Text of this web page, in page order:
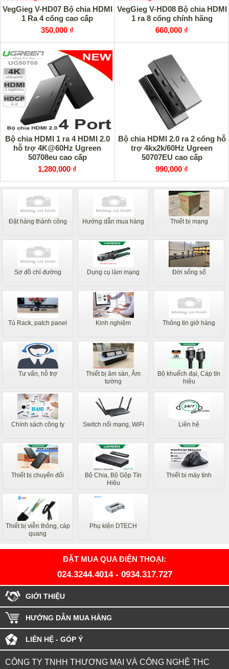
VegGieg V-HD07 Bộ chia HDMI
1 Ra 4 cổng cao cấp
350,000 ₫
VegGieg V-HD08 Bộ chia HDMI
1 ra 8 cổng chính hãng
660,000 ₫
Bộ chia HDMI 1 ra 4 HDMI 2.0
hỗ trợ 4K@60Hz Ugreen
50708eu cao cấp
1,280,000 ₫
Bộ chia HDMI 2.0 ra 2 cổng hỗ
trợ 4kx2k/60Hz Ugreen
50707EU cao cấp
990,000 ₫
Đặt hàng thành công Hướng dẫn mua hàng Thiết bị mạng
Sơ đồ chỉ đường Dụng cụ làm mạng Đời sống số
Tủ Rack, patch panel Kinh nghiệm Thông tin giở hàng
Tư vấn, hỗ trợ
Thiết bị âm sàn, Âm
tường
Bộ khuếch đại, Cáp tín
hiệu
Chính sách công ty Switch nối mạng, WiFi Liên hệ
Thiết bị chuyển đổi
Bộ Chia, Bộ Gộp Tín
Hiệu
Thiết bị máy tính
Thiết bị viễn thông, cáp
quang
Phụ kiện DTECH
ĐẶT MUA QUA ĐIỆN THOẠI:
024.3244.4014- 0934.317.727
GIỚI THIỆU
HƯỚNG DẪN MUA HÀNG
LIÊN HỆ - GÓP Ý
CÔNG TY TNHH THƯƠNG MẠI VÀ CÔNG NGHỆ THC